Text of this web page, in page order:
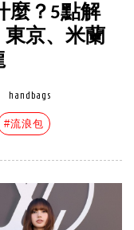
麼？5點解
京、米蘭
handbags
#流浪包